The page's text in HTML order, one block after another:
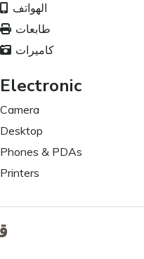
الهواتف
طابعات
كاميرات
Electronic
Camera
Desktop
Phones & PDAs
Printers